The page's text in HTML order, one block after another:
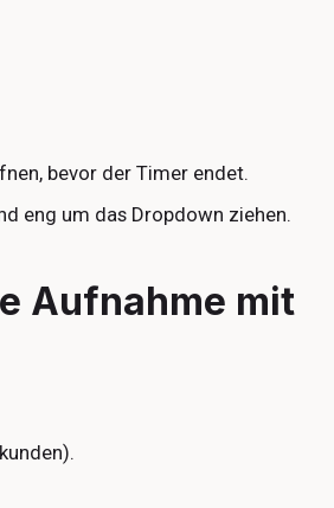
bevor der Timer endet.
eng um das Dropdown ziehen.
Aufnahme mit